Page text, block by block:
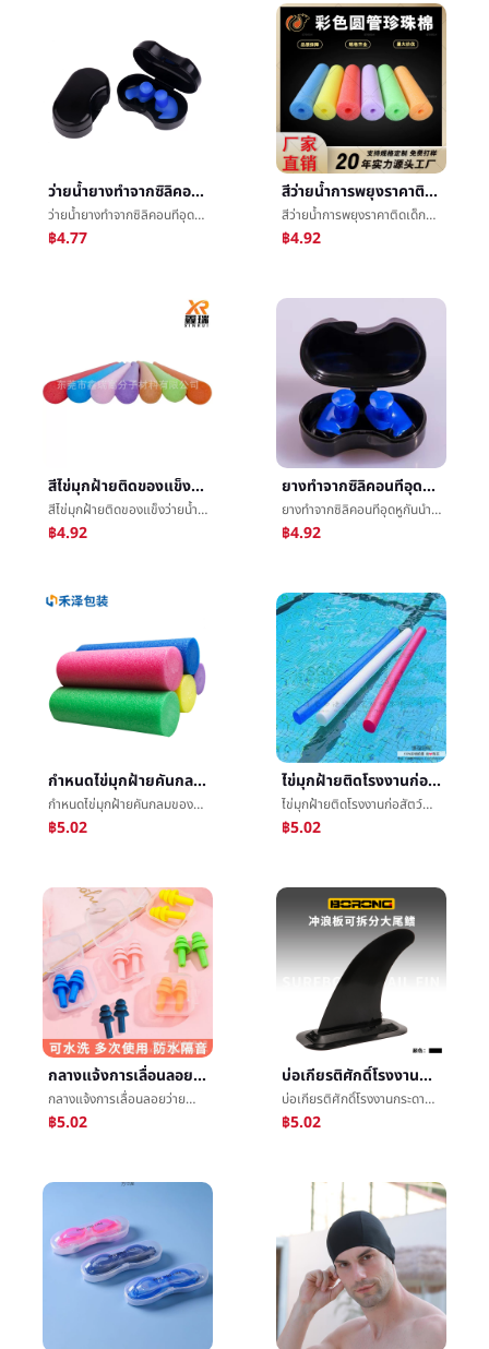
ว่ายน้ำยางทำจากซิลิคอนทีอุดหูกันนำหรือเสียงเกลียวทีอุดหูกันนำหรือเสียงจุดกันน้ำอาบน้ำการดำน้ำต่อต้านเค้นพิเศษจมูกคลิปทีอุดหูกันนำหรือเสียงตั้งขายส่ง
ว่ายน้ำยางทำจากซิลิคอนทีอุดหูกันนำหรือเสียงเกลียวทีอุดหูกันนำหรือเสียงจุดกันน้ำอาบน้ำการดำน้ำต่อต้านเค้นพิเศษจมูกคลิปทีอุดหูกันนำหรือเสียงตั้งขายส่ง
฿4.77
สีว่ายน้ำการพยุงราคาติดเด็กผู้ใหญ่สัตว์น้ำการพยุงราคาติดสีกีฬาอุปกรณ์ไข่มุกฝ้ายท่อ
สีว่ายน้ำการพยุงราคาติดเด็กผู้ใหญ่สัตว์น้ำการพยุงราคาติดสีกีฬาอุปกรณ์ไข่มุกฝ้ายท่อ
฿4.92
สีไข่มุกฝ้ายติดของแข็งว่ายน้ำการพยุงราคาติดepeไข่มุกฝ้ายผู้ใหญ่เด็กมองโกเลียตาซึ่งกันและกันสู้ติด
สีไข่มุกฝ้ายติดของแข็งว่ายน้ำการพยุงราคาติดepeไข่มุกฝ้ายผู้ใหญ่เด็กมองโกเลียตาซึ่งกันและกันสู้ติด
฿4.92
ยางทำจากซิลิคอนทีอุดหูกันนำหรือเสียงว่ายน้ำเกลียวทีอุดหูกันนำหรือเสียงแน่นกันน้ำผู้ใหญ่เด็กจมูกคลิปทีอุดหูกันนำหรือเสียงตั้งว่ายน้ำติดตั้งอุปกรณ์
ยางทำจากซิลิคอนทีอุดหูกันนำหรือเสียงว่ายน้ำเกลียวทีอุดหูกันนำหรือเสียงแน่นกันน้ำผู้ใหญ่เด็กจมูกคลิปทีอุดหูกันนำหรือเสียงตั้งว่ายน้ำติดตั้งอุปกรณ์
฿4.92
กำหนดไข่มุกฝ้ายคันกลมของแข็งepeฟองน้ำโฟมร็อดสัตว์น้ำว่ายน้ำติดกระบอกสูบหลอดการพยุงราคาติดหลอดæ
กำหนดไข่มุกฝ้ายคันกลมของแข็งepeฟองน้ำโฟมร็อดสัตว์น้ำว่ายน้ำติดกระบอกสูบหลอดการพยุงราคาติดหลอดæ
฿5.02
ไข่มุกฝ้ายติดโรงงานก่อสัตว์น้ำการพยุงราคาว่ายน้ำติดEPEไข่มุกฝ้ายโฟมการพยุงราคาว่ายน้ำติด
ไข่มุกฝ้ายติดโรงงานก่อสัตว์น้ำการพยุงราคาว่ายน้ำติดEPEไข่มุกฝ้ายโฟมการพยุงราคาว่ายน้ำติด
฿5.02
กลางแจ้งการเลื่อนลอยว่ายน้ำทีอุดหูกันนำหรือเสียงยางทำจากซิลิคอนป้องกันทีอุดหูกันนำหรือเสียงนักเรียนการเรียนรู้ชายและหญิงTPEทีอุดหูกันนำหรือเสียงว่ายน้ำกันน้ำหู
กลางแจ้งการเลื่อนลอยว่ายน้ำทีอุดหูกันนำหรือเสียงยางทำจากซิลิคอนป้องกันทีอุดหูกันนำหรือเสียงนักเรียนการเรียนรู้ชายและหญิงTPEทีอุดหูกันนำหรือเสียงว่ายน้ำกันน้ำหู
฿5.02
บ่อเกียรติศักดิ์โรงงานกระดานโต้คลื่นกระดานพายตะครุบสูตรæå¥สูตรสามารถรื้อสูตรใหญ่ครีบใหญ่ครีบหางแบ่งน้ำแผ่น
บ่อเกียรติศักดิ์โรงงานกระดานโต้คลื่นกระดานพายตะครุบสูตรæå¥สูตรสามารถรื้อสูตรใหญ่ครีบใหญ่ครีบหางแบ่งน้ำแผ่น
฿5.02